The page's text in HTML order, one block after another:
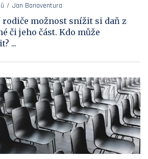
Jan Bonaventura
rodiče možnost snížit si daň z
či jeho část. Kdo může
...